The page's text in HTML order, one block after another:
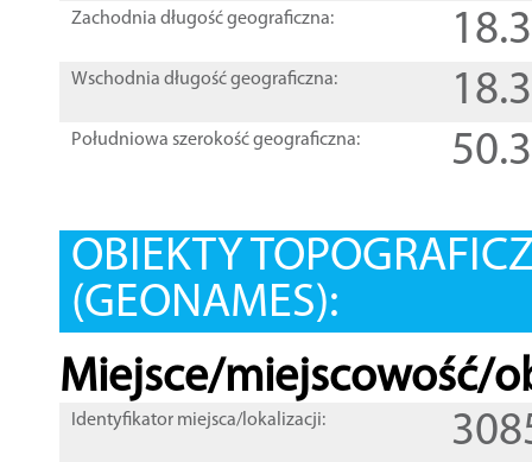
Zachodnia długość geograficzna:
Wschodnia długość geograficzna:
Południowa szerokość geograficzna:
OBIEKTY
(GEONAMES):
Miejsce/miejscowość/
Identyfikator miejsca/lokalizacji: